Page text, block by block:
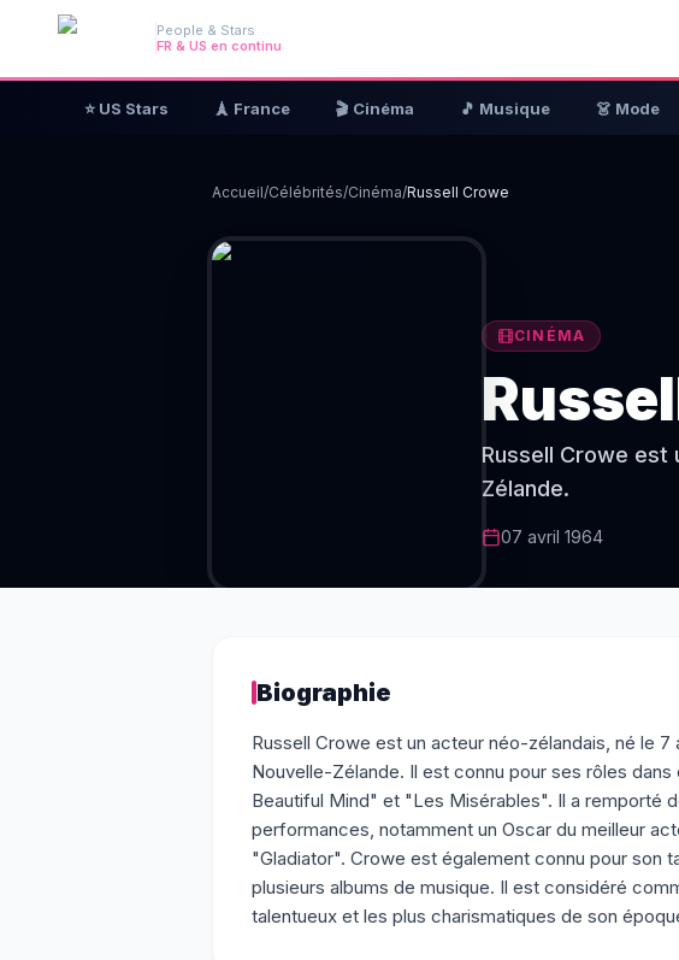
People & Stars
FR & US en continu
⭐ US Stars 🗼 France 🎬 Cinéma 🎵 Musique 👗 Mode
Accueil/Célébrités/Cinéma/Russell Crowe
CINÉMA
Russell Crowe est
Zélande.
07 avril 1964
Biographie
Russell Crowe est un acteur néo-zélandais, né le 7
Nouvelle-Zélande. Il est connu pour ses rôles
Beautiful Mind" et "Les Misérables". Il a remporté
performances, notamment un Oscar du meilleur
"Gladiator". Crowe est également connu pour son
plusieurs albums de musique. Il est considéré
talentueux et les plus charismatiques de son